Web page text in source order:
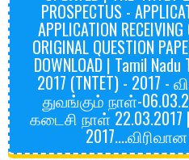
PROSPECTUS -
APPLICATION
ORIGINAL QUESTION
DOWNLOAD | Tamil
2017 (TNTET) -
துவங்கும் நாள்-
கடைசி நாள் 22.03.2017